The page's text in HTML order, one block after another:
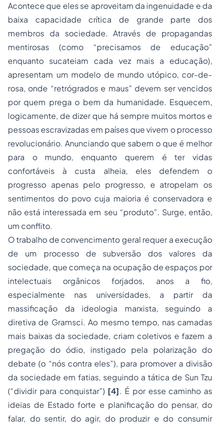
Acontece que eles se aproveitam da ingenuidade e da
baixa capacidade crítica de grande parte dos
membros da sociedade. Através de propagandas
mentirosas (como “precisamos de educação”
enquanto sucateiam cada vez mais a educação),
apresentam um modelo de mundo utópico, cor-de-
rosa, onde “retrógrados e maus” devem ser vencidos
por quem prega o bem da humanidade. Esquecem,
logicamente, de dizer que há sempre muitos mortos e
pessoas escravizadas em países que vivem oprocesso
revolucionário. Anunciando que sabem o que é melhor
para o mundo, enquanto querem é ter vidas
confortáveis à custa alheia, eles defendem o
progresso apenas pelo progresso, e atropelam os
sentimentos do povo cuja maioria é conservadora e
não está interessada em seu “produto”. Surge, então,
um conflito.
O trabalho de convencimento geral requer a execução
de um processo de subversão dos valores da
sociedade, que começa na ocupação de espaços por
intelectuais orgânicos forjados, anos a fio,
especialmente nas universidades, a partir da
massificação da ideologia marxista, seguindo a
diretiva de Gramsci. Ao mesmo tempo, nas camadas
mais baixas da sociedade, criam coletivos e fazem a
pregação do ódio, instigado pela polarização do
debate (o “nós contra eles”), para promover a divisão
da sociedade em fatias, seguindo a tática de Sun Tzu
(“dividir para conquistar”) [4]. É por esse caminho as
ideias de Estado forte e planificação do pensar, do
falar, do sentir, do agir, do produzir e do consumir